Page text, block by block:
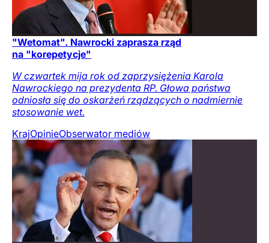
"Wetomat". Nawrocki zaprasza rząd
na "korepetycje"
W czwartek mija rok od zaprzysiężenia Karola
Nawrockiego na prezydenta RP. Głowa państwa
odniosła się do oskarżeń rządzących o nadmiernie
stosowanie wet.
KrajOpinieObserwator mediów